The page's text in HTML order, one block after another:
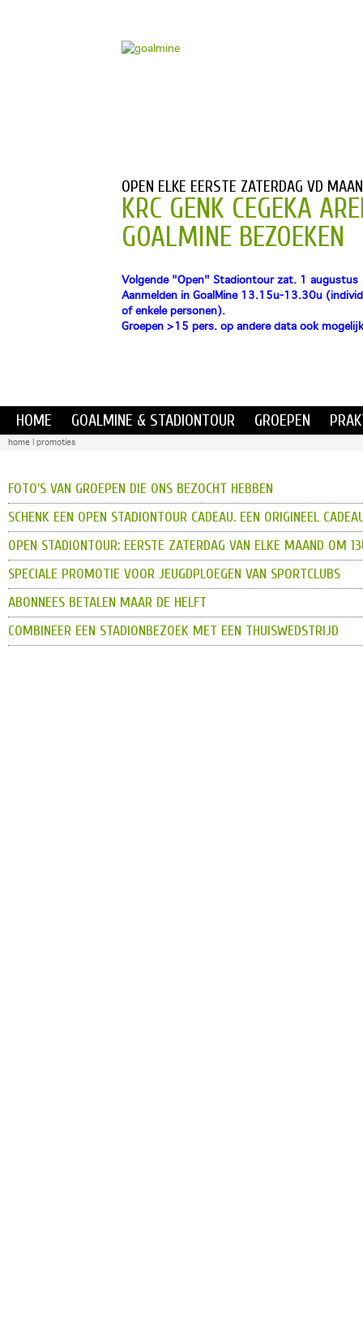
OPEN ELKE EERSTE ZATERDAG VD
KRC GENK CEGEKA
GOALMINE BEZOEKEN
Volgende "Open" Stadiontour zat. 1 augustus
Aanmelden in GoalMine 13.15u-13.30u
of enkele personen).
Groepen >15 pers. op andere data ook
HOME GOALMINE & STADIONTOUR GROEPEN
home|promoties
FOTO'S VAN GROEPEN DIE ONS BEZOCHT HEBBEN
SCHENK EEN OPEN STADIONTOUR CADEAU. EEN ORIGINEEL
OPEN STADIONTOUR: EERSTE ZATERDAG VAN ELKE MAAND OM
SPECIALE PROMOTIE VOOR JEUGDPLOEGEN VAN SPORTCLUBS
ABONNEES BETALEN MAAR DE HELFT
COMBINEER EEN STADIONBEZOEK MET EEN THUISWEDSTRIJD